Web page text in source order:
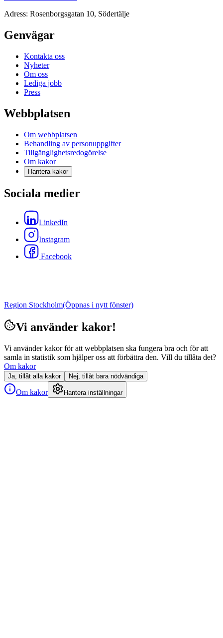
Adress: Rosenborgsgatan 10, Södertälje
Genvägar
Kontakta oss
Nyheter
Om oss
Lediga jobb
Press
Webbplatsen
Om webbplatsen
Behandling av personuppgifter
Tillgänglighetsredogörelse
Om kakor
Hantera kakor
Sociala medier
LinkedIn
Instagram
Facebook
Region Stockholm(Öppnas i nytt fönster)
Vi använder kakor!
Vi använder kakor för att webbplatsen ska fungera bra och för att
samla in statistik som hjälper oss att förbättra den. Vill du tillåta det?
Om kakor
Ja, tillåt alla kakor Nej, tillåt bara nödvändiga
Om kakor Hantera inställningar